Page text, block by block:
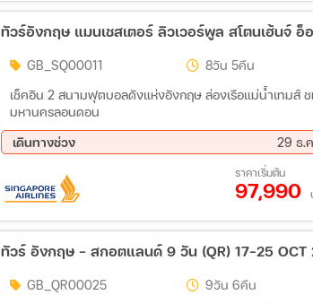
ทัวร์อังกฤษ แมนเชสเตอร์ ลิวเวอร์พูล สโตนเฮ้นจ์
GB_SQ00011 8วัน 5คืน
เช็คอิน 2 สนามฟุตบอลดังแห่งอังกฤษ ล่องเรือแม่น้ำเทมส์
มหานครลอนดอน
เดินทางช่วง
29 ธ.
ราคาเริ่มต้น
97,990
ทัวร์ อังกฤษ - สกอตแลนด์ 9 วัน (QR) 17-25 OCT
GB_QR00025 9วัน 6คืน